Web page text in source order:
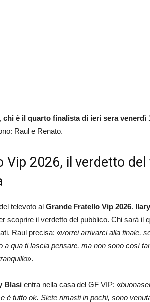
, chi è il quarto finalista di ieri sera venerdì
Raul e Renato.
Vip 2026, il verdetto del
televoto al Grande Fratello Vip 2026.
scoprire il verdetto del pubblico. Chi sarà il
Raul precisa: «vorrei arrivarci alla finale,
a qua ti lascia pensare, ma non sono così
».
Blasi entra nella casa del GF VIP: «
è tutto ok. Siete rimasti in pochi, sono